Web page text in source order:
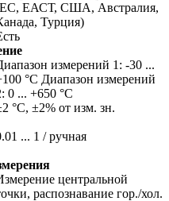
ЕАСТ, США, Австралия,
Турция)
измерений 1: -30 ...
°C Диапазон измерений
0 ... +650 °C
°C, ±2% от изм. зн.
... 1 / ручная
центральной
распознавание гор./хол.